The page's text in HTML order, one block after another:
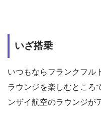
いざ搭乗
いつもならフランクフル
ラウンジを楽しむところ
ンザイ航空のラウンジが